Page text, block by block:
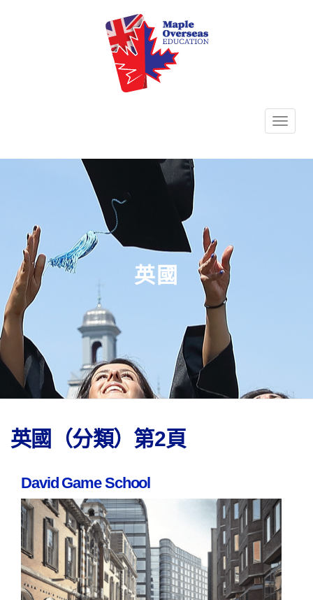
英國
英國（分類）第2頁
David Game School